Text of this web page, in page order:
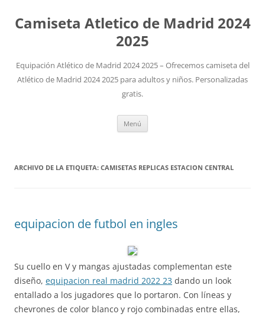
Camiseta Atletico de Madrid 2024
2025
Equipación Atlético de Madrid 2024 2025 – Ofrecemos camiseta del
Atlético de Madrid 2024 2025 para adultos y niños. Personalizadas
gratis.
Menú
ARCHIVO DE LA ETIQUETA: CAMISETAS REPLICAS ESTACION CENTRAL
equipacion de futbol en ingles
Su cuello en V y mangas ajustadas complementan este
diseño, equipacion real madrid 2022 23 dando un look
entallado a los jugadores que lo portaron. Con líneas y
chevrones de color blanco y rojo combinadas entre ellas,